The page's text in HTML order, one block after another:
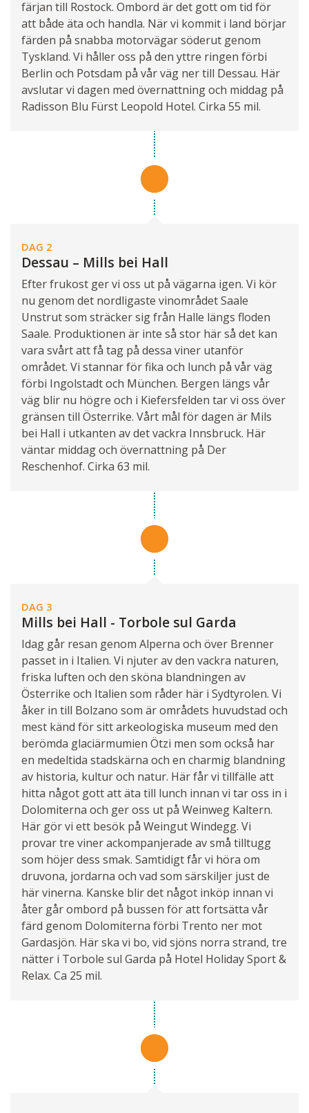
färjan till Rostock. Ombord är det gott om tid för
att både äta och handla. När vi kommit i land börjar
färden på snabba motorvägar söderut genom
Tyskland. Vi håller oss på den yttre ringen förbi
Berlin och Potsdam på vår väg ner till Dessau. Här
avslutar vi dagen med övernattning och middag på
Radisson Blu Fürst Leopold Hotel. Cirka 55 mil.
DAG 2
Dessau – Mills bei Hall
Efter frukost ger vi oss ut på vägarna igen. Vi kör
nu genom det nordligaste vinområdet Saale
Unstrut som sträcker sig från Halle längs floden
Saale. Produktionen är inte så stor här så det kan
vara svårt att få tag på dessa viner utanför
området. Vi stannar för fika och lunch på vår väg
förbi Ingolstadt och München. Bergen längs vår
väg blir nu högre och i Kiefersfelden tar vi oss över
gränsen till Österrike. Vårt mål för dagen är Mils
bei Hall i utkanten av det vackra Innsbruck. Här
väntar middag och övernattning på Der
Reschenhof. Cirka 63 mil.
DAG 3
Mills bei Hall - Torbole sul Garda
Idag går resan genom Alperna och över Brenner
passet in i Italien. Vi njuter av den vackra naturen,
friska luften och den sköna blandningen av
Österrike och Italien som råder här i Sydtyrolen. Vi
åker in till Bolzano som är områdets huvudstad och
mest känd för sitt arkeologiska museum med den
berömda glaciärmumien Ötzi men som också har
en medeltida stadskärna och en charmig blandning
av historia, kultur och natur. Här får vi tillfälle att
hitta något gott att äta till lunch innan vi tar oss in i
Dolomiterna och ger oss ut på Weinweg Kaltern.
Här gör vi ett besök på Weingut Windegg. Vi
provar tre viner ackompanjerade av små tilltugg
som höjer dess smak. Samtidigt får vi höra om
druvona, jordarna och vad som särskiljer just de
här vinerna. Kanske blir det något inköp innan vi
åter går ombord på bussen för att fortsätta vår
färd genom Dolomiterna förbi Trento ner mot
Gardasjön. Här ska vi bo, vid sjöns norra strand, tre
nätter i Torbole sul Garda på Hotel Holiday Sport &
Relax. Ca 25 mil.